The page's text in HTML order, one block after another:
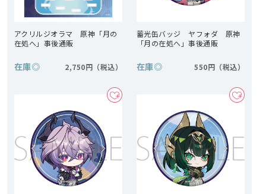
アクリルジオラマ 原神「月の
在処へ」事後通販
在庫◎ 2,750円
蓄光缶バッジ ヤフォダ 原神
「月の在処へ」事後通販
在庫◎ 550円